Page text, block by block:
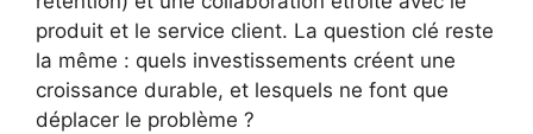
produit et le service client. La question clé reste
la même : quels investissements créent une
croissance durable, et lesquels ne font que
déplacer le problème ?